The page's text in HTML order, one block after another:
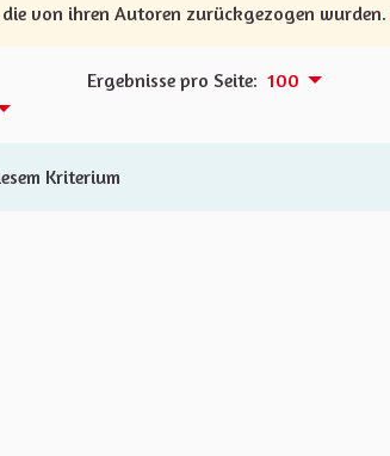
die von ihren Autoren zurückgezogen wurden.
Ergebnisse pro Seite: 100
Kriterium